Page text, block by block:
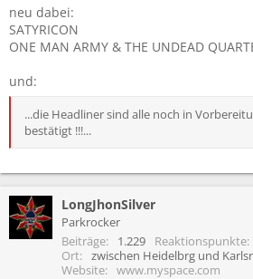
neu dabei:
SATYRICON
ONE MAN ARMY & THE UNDEAD
und:
...die Headliner sind alle noch in
bestätigt !!!...
LongJhonSilver
Parkrocker
Beiträge
1.229 Reaktionspunkte
Ort
zwischen Heidelbrg und
Website
www.myspace.com